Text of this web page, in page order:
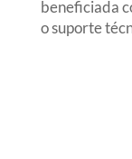
beneficiada
o suporte